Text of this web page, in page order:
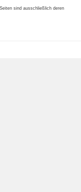
sind ausschließlichderen